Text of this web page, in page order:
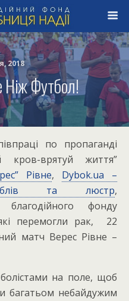
2018
Ніж Футбол!
по пропаганді
кров-врятуй життя”
Рівне, Dybok.ua –
та люстр,
фонду
перемогли рак, 22
матч Верес Рівне –
на поле, щоб
багатьом небайдужим